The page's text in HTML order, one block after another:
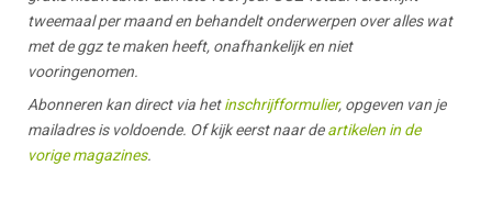
tweemaal per maand en behandelt onderwerpen over alles wat
met de ggz te maken heeft, onafhankelijk en niet
vooringenomen.
Abonneren kan direct via hetinschrijfformulier, opgeven van je
mailadres is voldoende. Of kijk eerst naar deartikelen in de
vorige magazines.